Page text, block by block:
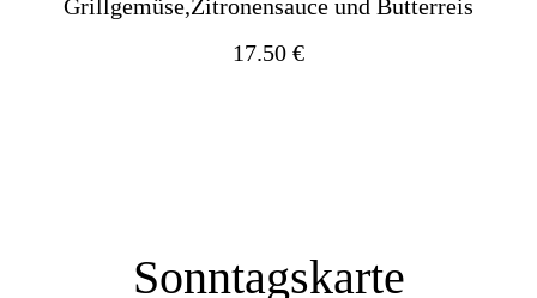
Grillgemüse,Zitronensauce und Butterreis
17.50 €
Sonntagskarte